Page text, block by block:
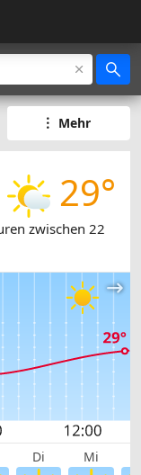
Mehr
29°
zwischen 22
Di Mi